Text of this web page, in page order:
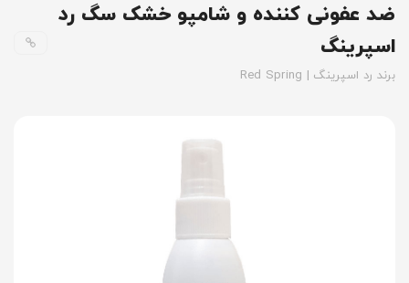
ضد عفونی کننده و شامپو خشک سگ رد
اسپرینگ
برند رد اسپرینگ | Red Spring